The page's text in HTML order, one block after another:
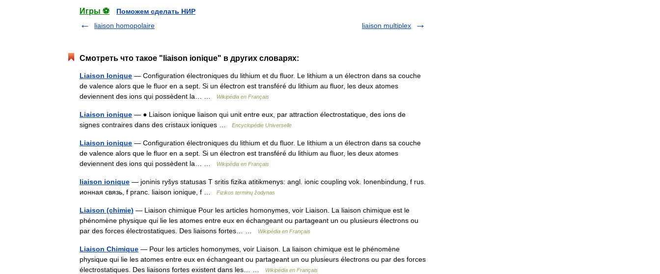
Игры ⚽
Поможем сделать НИР
liaison homopolaire
liaison multiplex
Смотреть что такое "liaison ionique" в других словарях:
Liaison Ionique — Configuration électroniques du lithium et du fluor. Le lithium a un électron dans sa couche
de valence alors que le fluor en a sept. Si un électron est transféré du lithium au fluor, les deux atomes
deviennent des ions qui possèdent la… …
Wikipédia en Français
Liaison ionique — ● Liaison ionique liaison qui unit entre eux, par attraction électrostatique, des ions de
signes contraires dans des cristaux ioniques …
Encyclopédie Universelle
Liaison ionique — Configuration électroniques du lithium et du fluor. Le lithium a un électron dans sa couche
de valence alors que le fluor en a sept. Si un électron est transféré du lithium au fluor, les deux atomes
deviennent des ions qui possèdent la… …
Wikipédia en Français
liaison ionique — joninis ryšys statusas T sritis fizika atitikmenys: angl. ionic coupling vok. Ionenbindung, f rus.
ионная связь, f pranc. liaison ionique, f …
Fizikos terminų žodynas
Liaison (chimie) — Liaison chimique Pour les articles homonymes, voir Liaison. La liaison chimique est le
phénomène physique qui lie les atomes entre eux en échangeant ou partageant un ou plusieurs électrons ou
par des forces électrostatiques. Des liaisons fortes… …
Wikipédia en Français
Liaison Chimique — Pour les articles homonymes, voir Liaison. La liaison chimique est le phénomène
physique qui lie les atomes entre eux en échangeant ou partageant un ou plusieurs électrons ou par des forces
électrostatiques. Des liaisons fortes existent dans les… …
Wikipédia en Français